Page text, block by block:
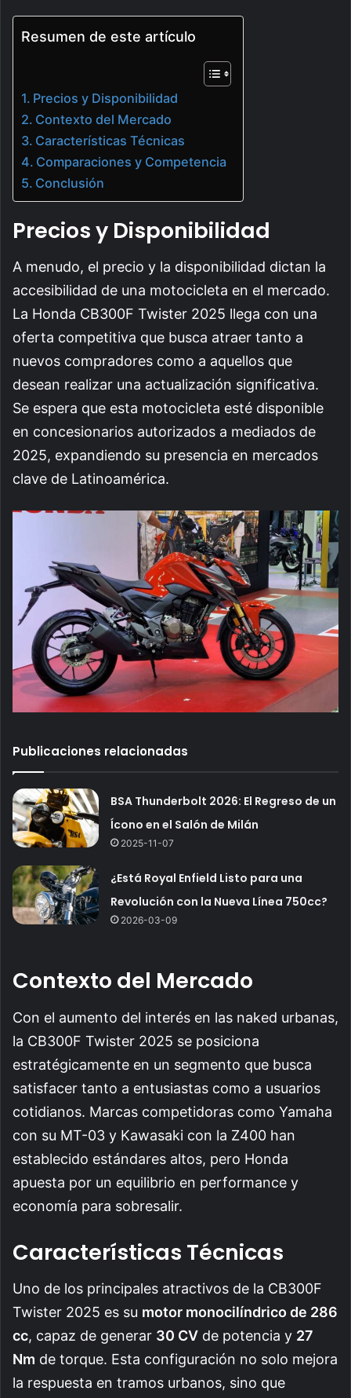
Resumen de este artículo
Precios y Disponibilidad
Contexto del Mercado
Características Técnicas
Comparaciones y Competencia
Conclusión
Precios y Disponibilidad
A menudo, el precio y la disponibilidad dictan la
accesibilidad de una motocicleta en el mercado.
La Honda CB300F Twister 2025 llega con una
oferta competitiva que busca atraer tanto a
nuevos compradores como a aquellos que
desean realizar una actualización significativa.
Se espera que esta motocicleta esté disponible
en concesionarios autorizados a mediados de
2025, expandiendo su presencia en mercados
clave de Latinoamérica.
Publicaciones relacionadas
BSA Thunderbolt 2026: El Regreso de un
Ícono en el Salón de Milán
2025-11-07
¿Está Royal Enfield Listo para una
Revolución con la Nueva Línea 750cc?
2026-03-09
Contexto del Mercado
Con el aumento del interés en las naked urbanas,
la CB300F Twister 2025 se posiciona
estratégicamente en un segmento que busca
satisfacer tanto a entusiastas como a usuarios
cotidianos. Marcas competidoras como Yamaha
con su MT-03 y Kawasaki con la Z400 han
establecido estándares altos, pero Honda
apuesta por un equilibrio en performance y
economía para sobresalir.
Características Técnicas
Uno de los principales atractivos de la CB300F
Twister 2025 es su motor monocilíndrico de 286
cc, capaz de generar 30 CV de potencia y 27
Nm de torque. Esta configuración no solo mejora
la respuesta en tramos urbanos, sino que